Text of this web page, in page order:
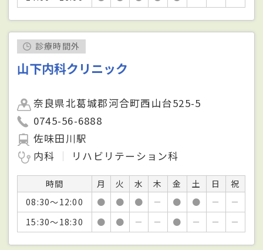
診療時間外
山下内科クリニック
奈良県北葛城郡河合町西山台525-5
0745-56-6888
佐味田川駅
内科
リハビリテーション科
時間 月 火 水 木 金 土 日
祝
08:30～12:00
● ● ● － ● ● －
－
15:30～18:30
● ● － － ● － － －